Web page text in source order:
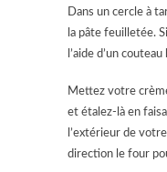
Dans un cercle à
la pâte feuilletée.
l’aide d’un
Mettez votre
et étalez-là en
l’extérieur de
direction le four